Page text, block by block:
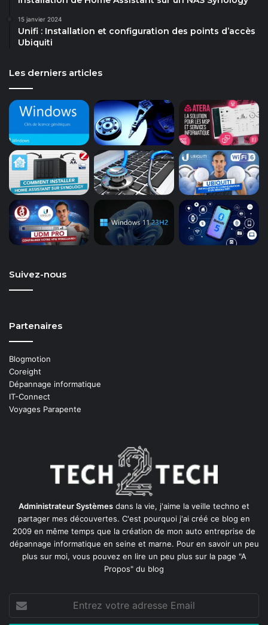
15 janvier 2024
Unifi : Installation et configuration des points d’accès
Ubiquiti
Les derniers articles
Suivez-nous
Partenaires
Blogmotion
Coreight
Dépannage informatique
IT-Connect
Voyages Parapente
Administrateur Systèmes dans la vie, j'aime la veille techno et
partager mes découvertes. C'est pourquoi j'ai créé ce blog en
2009 en même temps que la création de mon auto entreprise de
dépannage informatique en seine et marne. Pour en savoir un peu
plus sur moi, vous pouvez en lire un peu plus sur la page "A
Propos" du blog
votre